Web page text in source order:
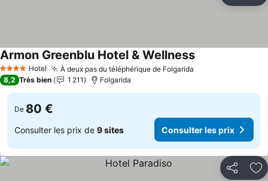
4 Étoiles Hotel À deux pas du téléphérique de Folgarida
Armon Greenblu Hotel & WellnessConsulter les
8,2 Très bien 1 211 Folgarida
De 80 €
Consulter les prix de 9 sites Consulter les prix
Partager